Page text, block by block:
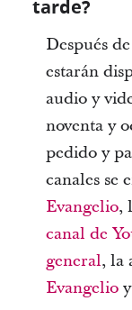
tarde?
Después
estarán
audio y
noventa y
pedido y
canales se
Evangelio,
canal de
general, la
Evangelioy